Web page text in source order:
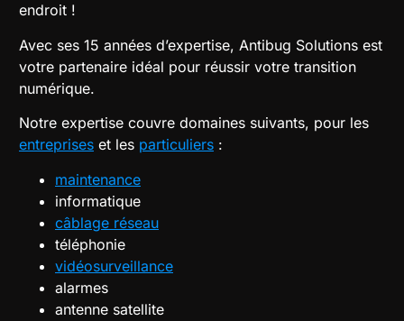
endroit !
Avec ses 15 années d’expertise, Antibug Solutions est
votre partenaire idéal pour réussir votre transition
numérique.
Notre expertise couvre domaines suivants, pour les
entreprises et les particuliers :
maintenance
informatique
câblage réseau
téléphonie
vidéosurveillance
alarmes
antenne satellite